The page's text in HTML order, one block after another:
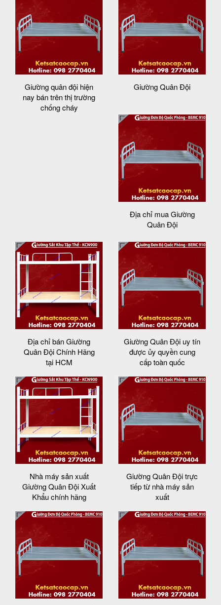
Giường quân đội hiện
nay bán trên thị trường
chống cháy
Giường Quân Đội
Địa chỉ mua Giường
Quân Đội
Địa chỉ bán Giường
Quân Đội Chính Hãng
tại HCM
Giường Quân Đội uy tín
được ủy quyền cung
cấp toàn quốc
Nhà máy sản xuất
Giường Quân Đội Xuất
Khẩu chính hãng
Giường Quân Đội trực
tiếp từ nhà máy sản
xuất